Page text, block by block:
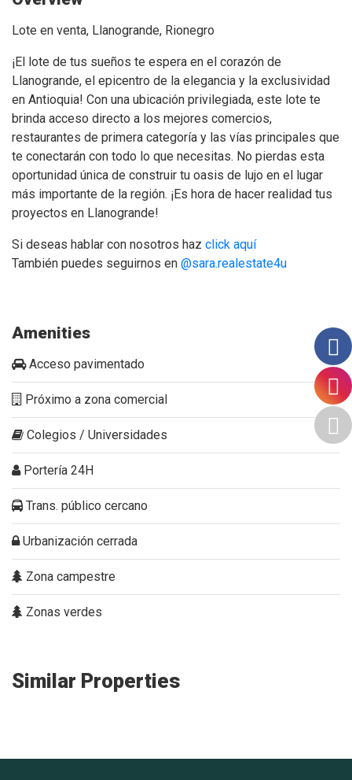
Lote en venta, Llanogrande, Rionegro
¡El lote de tus sueños te espera en el corazón de
Llanogrande, el epicentro de la elegancia y la exclusividad
en Antioquia! Con una ubicación privilegiada, este lote te
brinda acceso directo a los mejores comercios,
restaurantes de primera categoría y las vías principales que
te conectarán con todo lo que necesitas. No pierdas esta
oportunidad única de construir tu oasis de lujo en el lugar
más importante de la región. ¡Es hora de hacer realidad tus
proyectos en Llanogrande!
Si deseas hablar con nosotros haz click aquí
También puedes seguirnos en @sara.realestate4u
Amenities
Acceso pavimentado
Próximo a zona comercial
Colegios / Universidades
Portería 24H
Trans. público cercano
Urbanización cerrada
Zona campestre
Zonas verdes
Similar Properties